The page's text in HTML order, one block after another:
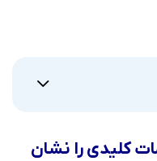
کلیدی را نشان